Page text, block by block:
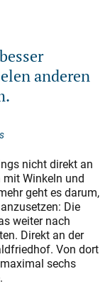
anderen
nicht direkt an
Winkeln und
geht es darum,
Die
weiter nach
Direkt an der
Von dort
sechs